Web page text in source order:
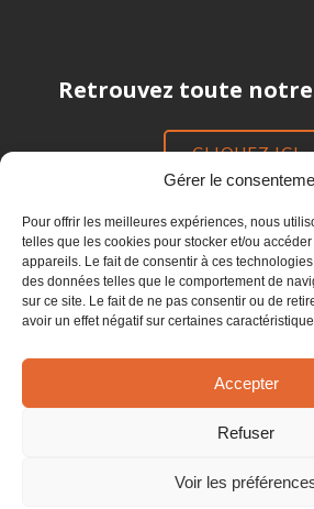
Gérer le
Pour offrir les meilleures expériences, nous
telles que les cookies pour stocker et/ou
appareils. Le fait de consentir à ces
des données telles que le comportement de
sur ce site. Le fait de ne pas consentir ou de
avoir un effet négatif sur certaines
Accepter
Refuser
Voir les
Retrouvez toute
CLIQUEZ ICI
Suivez-